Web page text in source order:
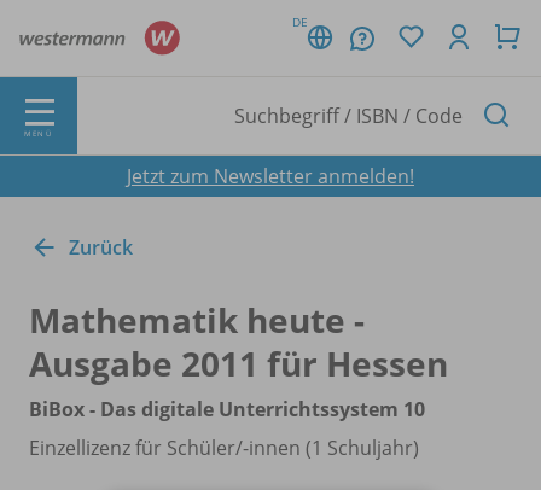
DE
MENÜ
Jetzt zum Newsletter anmelden!
Zurück
Mathematik heute -
Ausgabe 2011 für Hessen
BiBox - Das digitale Unterrichtssystem 10
Einzellizenz für Schüler/-innen (1 Schuljahr)